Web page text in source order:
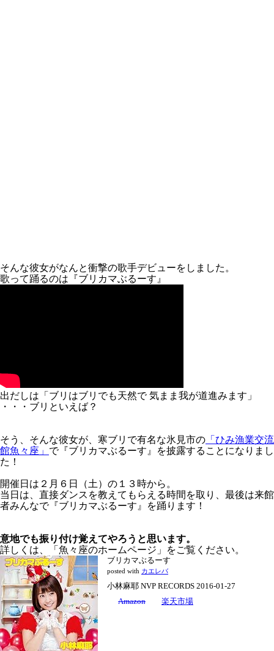
そんな彼女がなんと衝撃の歌手デビューをしました。
歌って踊るのは『ブリカマぶるーす』
出だしは「ブリはブリでも天然で 気まま我が道進みます」
・・・ブリといえば？
そう、そんな彼女が、寒ブリで有名な氷見市の 「ひみ漁業交流
館魚々座」 で『ブリカマぶるーす』を披露することになりまし
た！
開催日は２月６日（土）の１３時から。
当日は、直接ダンスを教えてもらえる時間を取り、最後は来館
者みんなで『ブリカマぶるーす』を踊ります！
意地でも振り付け覚えてやろうと思います。
詳しくは、「魚々座のホームページ」をご覧ください。
ブリカマぶるーす
posted with カエレバ
小林麻耶 NVP RECORDS 2016-01-27
Amazon
楽天市場